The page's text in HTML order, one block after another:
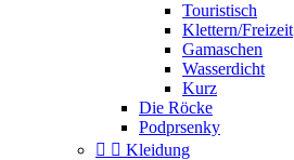
Touristisch
Klettern/Freizeit
Gamaschen
Wasserdicht
Kurz
Die Röcke
Podprsenky
  Kleidung